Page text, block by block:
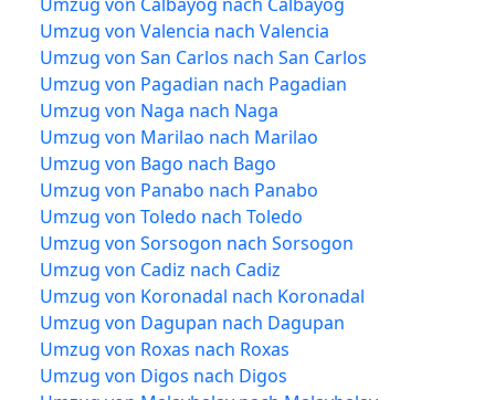
Umzug von Valencia nach Valencia
Umzug von San Carlos nach San Carlos
Umzug von Pagadian nach Pagadian
Umzug von Naga nach Naga
Umzug von Marilao nach Marilao
Umzug von Bago nach Bago
Umzug von Panabo nach Panabo
Umzug von Toledo nach Toledo
Umzug von Sorsogon nach Sorsogon
Umzug von Cadiz nach Cadiz
Umzug von Koronadal nach Koronadal
Umzug von Dagupan nach Dagupan
Umzug von Roxas nach Roxas
Umzug von Digos nach Digos